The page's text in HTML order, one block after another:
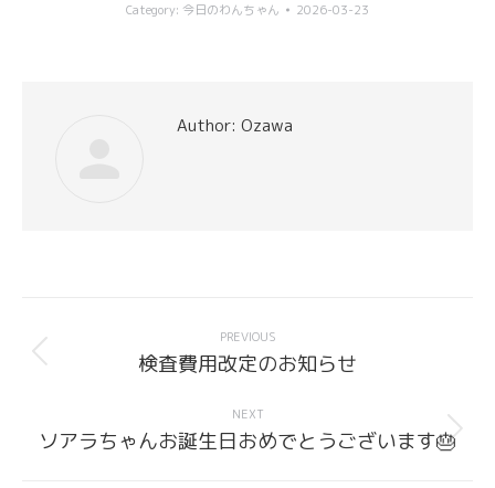
Category: 今日のわんちゃん 2026-03-23
Author: Ozawa
navigation
PREVIOUS
Previous
検査費用改定のお知らせ
NEXT
Next
ソアラちゃんお誕生日おめでとうございます🎂